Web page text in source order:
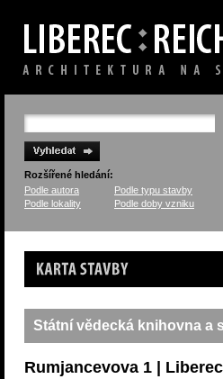
Rozšířené hledání:
Podle autora
Podle typu stavby
Podle lokality
Podle doby vzniku
Karta stavby
Státní vědecká knihovna a
Rumjancevova 1 |